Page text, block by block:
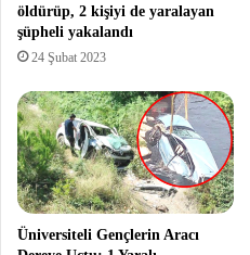
öldürüp, 2 kişiyi de yaralayan
şüpheli yakalandı
24 Şubat 2023
Üniversiteli Gençlerin Aracı